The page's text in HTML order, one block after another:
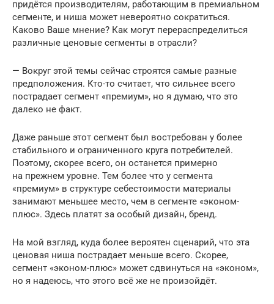
придётся производителям, работающим в премиальном
сегменте, и ниша может невероятно сократиться.
Каково Ваше мнение? Как могут перераспределиться
различные ценовые сегменты в отрасли?
— Вокруг этой темы сейчас строятся самые разные
предположения. Кто-то считает, что сильнее всего
пострадает сегмент «премиум», но я думаю, что это
далеко не факт.
Даже раньше этот сегмент был востребован у более
стабильного и ограниченного круга потребителей.
Поэтому, скорее всего, он останется примерно
на прежнем уровне. Тем более что у сегмента
«премиум» в структуре себестоимости материалы
занимают меньшее место, чем в сегменте «эконом-
плюс». Здесь платят за особый дизайн, бренд.
На мой взгляд, куда более вероятен сценарий, что эта
ценовая ниша пострадает меньше всего. Скорее,
сегмент «эконом-плюс» может сдвинуться на «эконом»,
но я надеюсь, что этого всё же не произойдёт.